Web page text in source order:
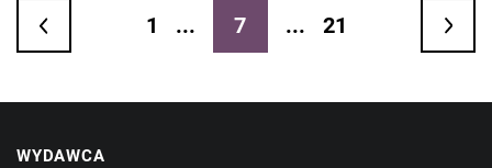
1 ... 7 ... 21
WYDAWCA